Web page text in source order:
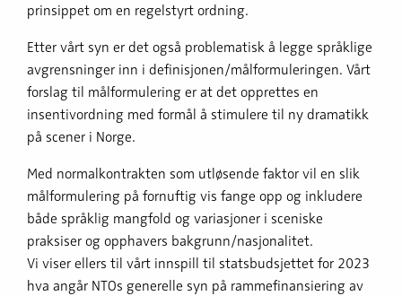
prinsippet om en regelstyrt ordning.
Etter vårt syn er det også problematisk å legge språklige
avgrensninger inn i definisjonen/målformuleringen. Vårt
forslag til målformulering er at det opprettes en
insentivordning med formål å stimulere til ny dramatikk
på scener i Norge.
Med normalkontrakten som utløsende faktor vil en slik
målformulering på fornuftig vis fange opp og inkludere
både språklig mangfold og variasjoner i sceniske
praksiser og opphavers bakgrunn/nasjonalitet.
Vi viser ellers til vårt innspill til statsbudsjettet for 2023
hva angår NTOs generelle syn på rammefinansiering av